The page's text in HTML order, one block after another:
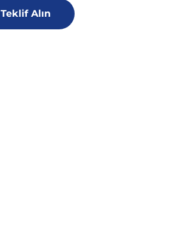
Teklif Alın